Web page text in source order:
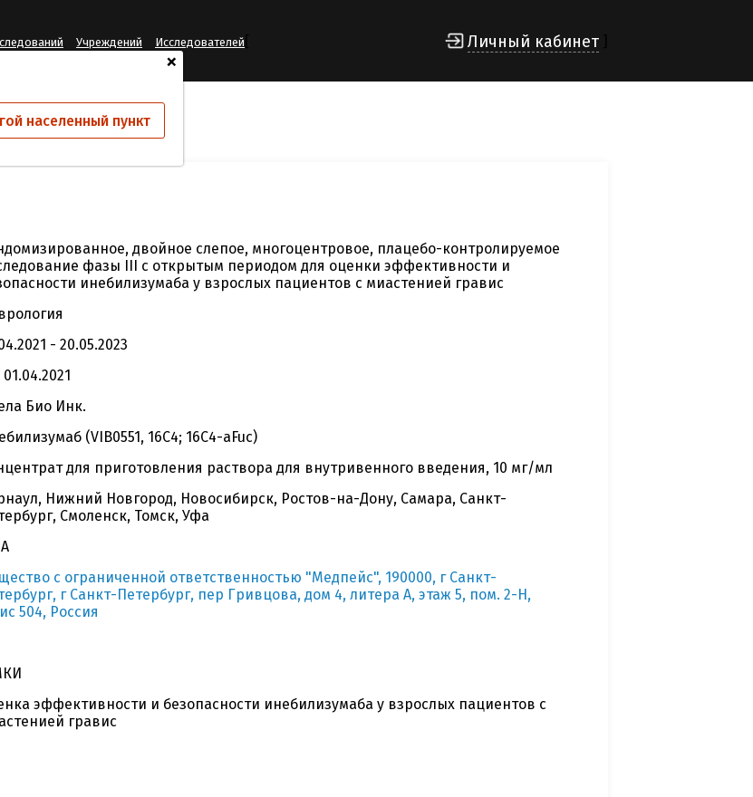
+
населенный пункт
Учреждений Исследователей Личный кабинет
двойное слепое, многоцентровое, плацебо-контролируемое
фазы III с открытым периодом для оценки эффективности и
инебилизумаба у взрослых пациентов с миастенией гравис
- 20.05.2023
01.04.2021
Био Инк.
(VIB0551, 16С4; 16С4-aFuc)
для приготовления раствора для внутривенного введения, 10 мг/мл
Нижний Новгород, Новосибирск, Ростов-на-Дону, Самара, Санкт-
Смоленск, Томск, Уфа
с ограниченной ответственностью "Медпейс", 190000, г Санкт-
г Санкт-Петербург, пер Гривцова, дом 4, литера А, этаж 5, пом. 2-H,
504, Россия
эффективности и безопасности инебилизумаба у взрослых пациентов с
гравис